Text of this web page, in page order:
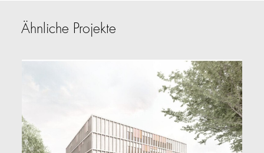
Ähnliche Projekte